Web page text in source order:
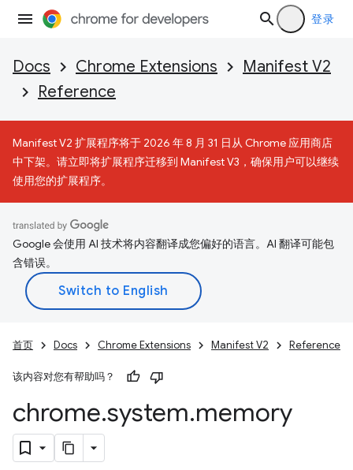
登录
Docs Chrome Extensions
Manifest V2
Reference
Manifest V2 扩展程序将于 2026 年 8 月 31 日从 Chrome 应用商店
中下架。请立即将扩展程序迁移到 Manifest V3，确保用户可以继续
使用您的扩展程序。
Google 会使用 AI 技术将内容翻译成您偏好的语言。AI 翻译可能包
含错误。
首页 Docs Chrome Extensions Manifest V2 Reference
该内容对您有帮助吗？
chrome.system.memory